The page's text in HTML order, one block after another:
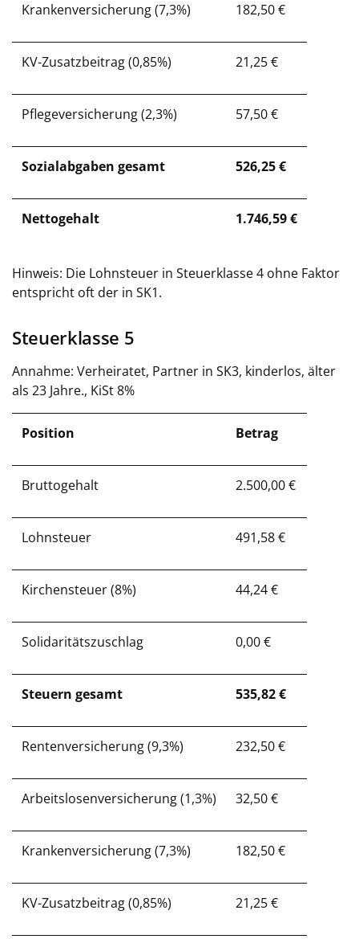
Krankenversicherung (7,3%) 182,50 €
KV-Zusatzbeitrag (0,85%) 21,25 €
Pflegeversicherung (2,3%) 57,50 €
Sozialabgaben gesamt 526,25 €
Nettogehalt 1.746,59 €
Hinweis: Die Lohnsteuer in Steuerklasse 4 ohne Faktor
entspricht oft der in SK1.
Steuerklasse 5
Annahme: Verheiratet, Partner in SK3, kinderlos, älter
als 23 Jahre., KiSt 8%
Position Betrag
Bruttogehalt 2.500,00 €
Lohnsteuer 491,58 €
Kirchensteuer (8%) 44,24 €
Solidaritätszuschlag 0,00 €
Steuern gesamt 535,82 €
Rentenversicherung (9,3%) 232,50 €
Arbeitslosenversicherung (1,3%) 32,50 €
Krankenversicherung (7,3%) 182,50 €
KV-Zusatzbeitrag (0,85%) 21,25 €